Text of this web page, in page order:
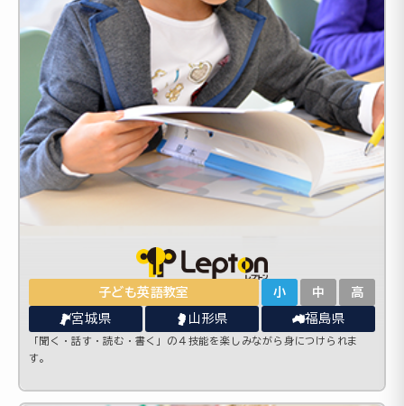
子ども英語教室 小 中 高
宮城県 山形県 福島県
「聞く・話す・読む・書く」の４技能を楽しみながら身につけられま
す。